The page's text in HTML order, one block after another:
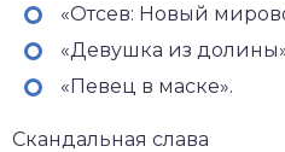
«Отсев: Новый
«Девушка из
«Певец в маске».
Скандальная слава